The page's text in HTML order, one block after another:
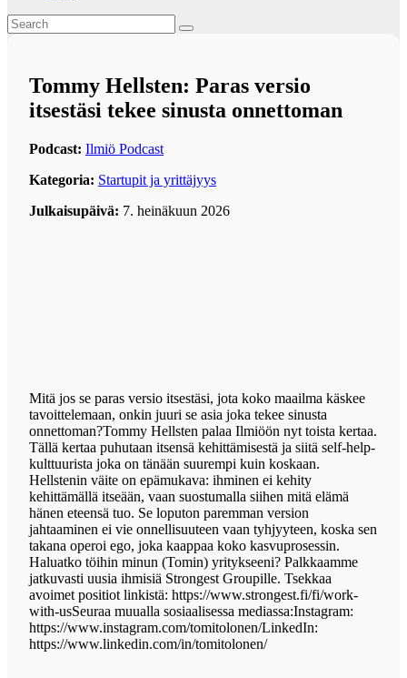
Tommy Hellsten: Paras versio
itsestäsi tekee sinusta onnettoman
Podcast: Ilmiö Podcast
Kategoria: Startupit ja yrittäjyys
Julkaisupäivä: 7. heinäkuun 2026
Mitä jos se paras versio itsestäsi, jota koko maailma käskee
tavoittelemaan, onkin juuri se asia joka tekee sinusta
onnettoman?Tommy Hellsten palaa Ilmiöön nyt toista kertaa.
Tällä kertaa puhutaan itsensä kehittämisestä ja siitä self-help-
kulttuurista joka on tänään suurempi kuin koskaan.
Hellstenin väite on epämukava: ihminen ei kehity
kehittämällä itseään, vaan suostumalla siihen mitä elämä
hänen eteensä tuo. Se loputon paremman version
jahtaaminen ei vie onnellisuuteen vaan tyhjyyteen, koska sen
takana operoi ego, joka kaappaa koko kasvuprosessin.
Haluatko töihin minun (Tomin) yritykseeni? Palkkaamme
jatkuvasti uusia ihmisiä Strongest Groupille. Tsekkaa
avoimet positiot linkistä: https://www.strongest.fi/fi/work-
with-usSeuraa muualla sosiaalisessa mediassa:Instagram:
https://www.instagram.com/tomitolonen/LinkedIn:
https://www.linkedin.com/in/tomitolonen/